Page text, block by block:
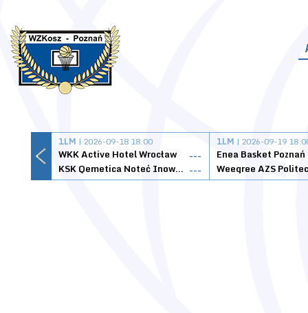
1LM | 2026-09-18 18:00
WKK Active Hotel Wrocław
---
KSK Qemetica Noteć Inowrocław ---
1LM | 2026-09-19
Enea Basket Poznań